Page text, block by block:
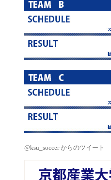
@ksu_soccer からのツイート